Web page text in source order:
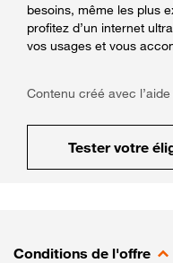
besoins, même les plus
profitez d’un internet
vos usages et vous
Contenu créé avec
Tester votre
Conditions de l'offre